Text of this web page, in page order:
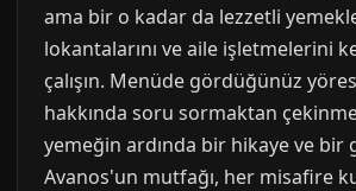
ama bir o kadar da lezzetli
lokantalarını ve aile işletmelerini
çalışın. Menüde gördüğünüz
hakkında soru sormaktan
yemeğin ardında bir hikaye ve bir
Avanos'un mutfağı, her misafire